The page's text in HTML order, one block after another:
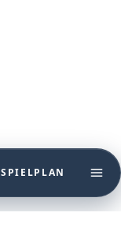
SPIELPLAN